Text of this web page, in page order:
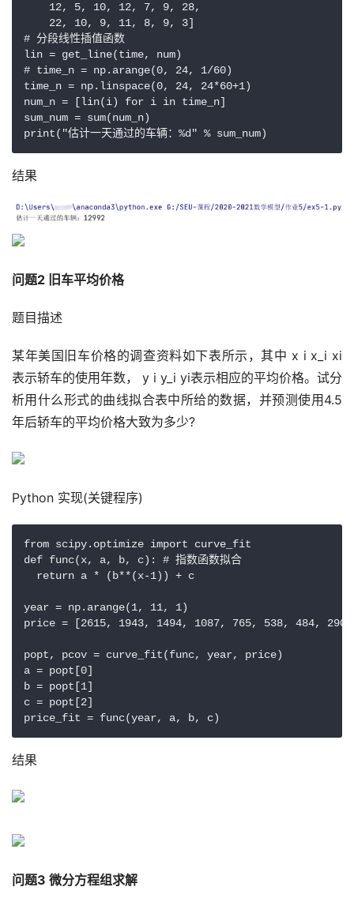
    12, 5, 10, 12, 7, 9, 28,
    22, 10, 9, 11, 8, 9, 3]
# 分段线性插值函数
lin = get_line(time, num)
# time_n = np.arange(0, 24, 1/60)
time_n = np.linspace(0, 24, 24*60+1)
num_n = [lin(i) for i in time_n]
sum_num = sum(num_n)
print("估计一天通过的车辆：%d" % sum_num)
结果
问题2 旧车平均价格
题目描述
某年美国旧车价格的调查资料如下表所示，其中 x i x_i xi​
表示轿车的使用年数， y i y_i yi​表示相应的平均价格。试分
析用什么形式的曲线拟合表中所给的数据，并预测使用4.5
年后轿车的平均价格大致为多少?
Python 实现(关键程序)
from scipy.optimize import curve_fit
def func(x, a, b, c): # 指数函数拟合
  return a * (b**(x-1)) + c
year = np.arange(1, 11, 1)
price = [2615, 1943, 1494, 1087, 765, 538, 484,
popt, pcov = curve_fit(func, year, price)
a = popt[0]
b = popt[1]
c = popt[2]
price_fit = func(year, a, b, c)
结果
问题3 微分方程组求解